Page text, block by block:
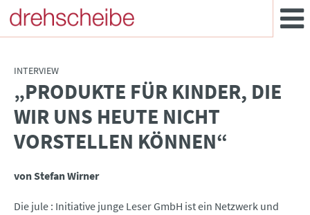
INTERVIEW
„PRODUKTE FÜR KINDER, DIE
WIR UNS HEUTE NICHT
VORSTELLEN KÖNNEN“
von Stefan Wirner
Die jule : Initiative junge Leser GmbH ist ein Netzwerk und